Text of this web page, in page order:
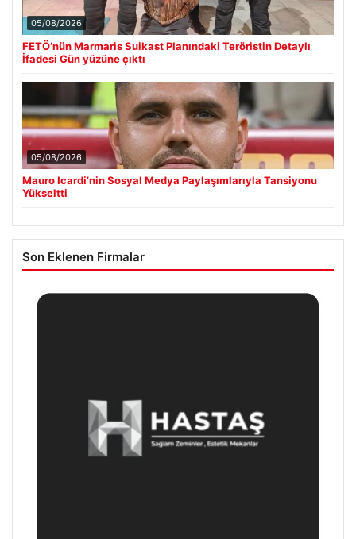
05/08/2026
FETÖ’nün Marmaris Suikast Planındaki Teröristin Detaylı
İfadesi Gün yüzüne çıktı
05/08/2026
Mauro Icardi’nin Sosyal Medya Paylaşımlarıyla Tansiyonu
Yükseltti
Son Eklenen Firmalar